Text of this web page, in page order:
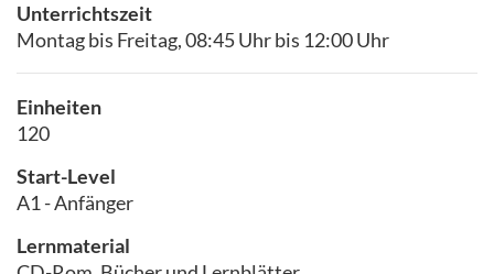
Unterrichtszeit
Montag bis Freitag, 08:45 Uhr bis 12:00 Uhr
Einheiten
120
Start-Level
A1 - Anfänger
Lernmaterial